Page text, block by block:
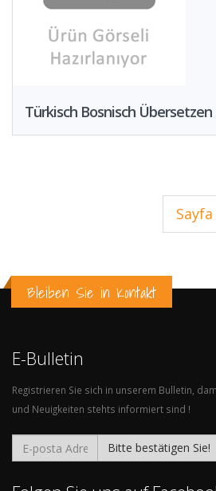
Türkisch Bosnisch
Sayfa
Bleiben Sie in Kontakt
E-Bulletin
Registrieren Sie sich in unserem Bulletin,
und Neuigkeiten stehts informiert sind !
Bitte bestätigen Sie!